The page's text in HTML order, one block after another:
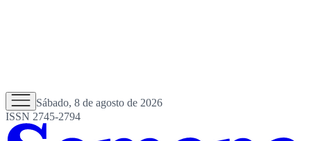
Sábado, 8 de agosto de 2026
ISSN 2745-2794